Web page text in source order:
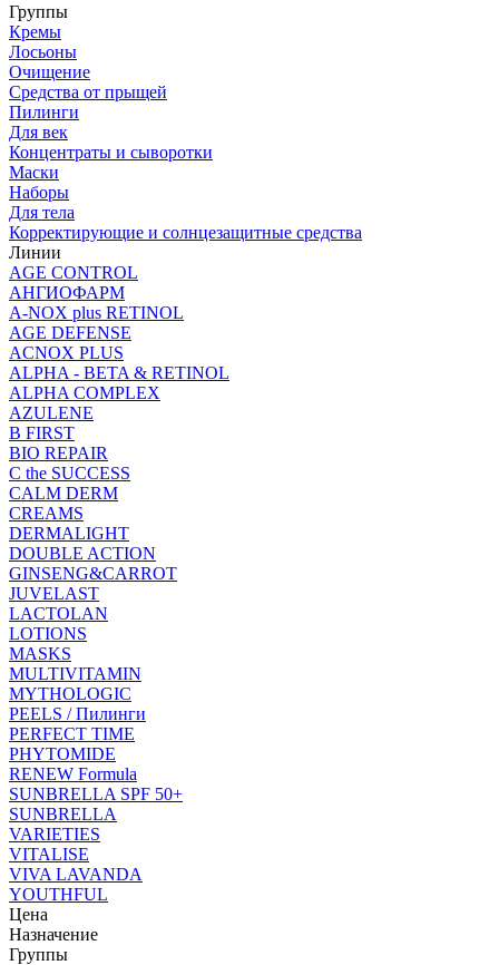
Группы
Кремы
Лосьоны
Очищение
Средства от прыщей
Пилинги
Для век
Концентраты и сыворотки
Маски
Наборы
Для тела
Корректирующие и солнцезащитные средства
Линии
AGE CONTROL
АНГИОФАРМ
A-NOX plus RETINOL
AGE DEFENSE
ACNOX PLUS
ALPHA - BETA & RETINOL
ALPHA COMPLEX
AZULENE
B FIRST
BIO REPAIR
C the SUCCESS
CALM DERM
CREAMS
DERMALIGHT
DOUBLE ACTION
GINSENG&CARROT
JUVELAST
LACTOLAN
LOTIONS
MASKS
MULTIVITAMIN
MYTHOLOGIC
PEELS / Пилинги
PERFECT TIME
PHYTOMIDE
RENEW Formula
SUNBRELLA SPF 50+
SUNBRELLA
VARIETIES
VITALISE
VIVA LAVANDA
YOUTHFUL
Цена
Назначение
Группы